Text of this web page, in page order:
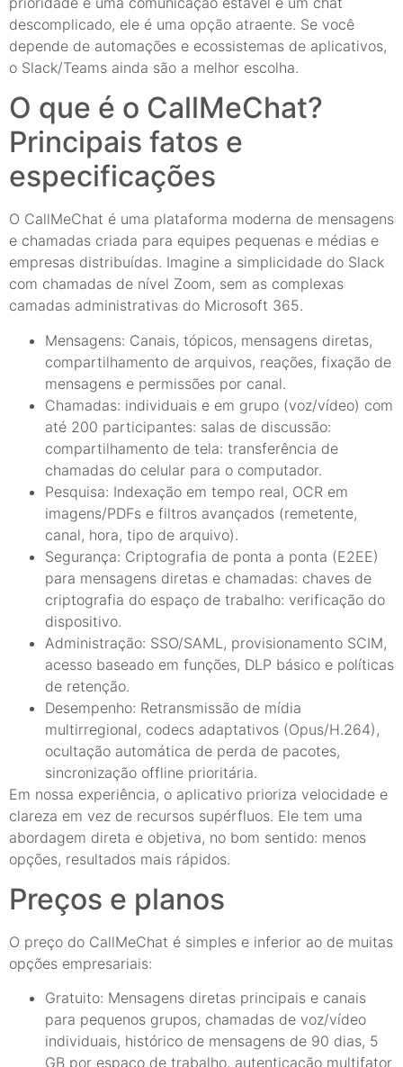
descomplicado, ele é uma opção atraente. Se você
depende de automações e ecossistemas de aplicativos,
o Slack/Teams ainda são a melhor escolha.
O que é o CallMeChat?
Principais fatos e
especificações
O CallMeChat é uma plataforma moderna de mensagens
e chamadas criada para equipes pequenas e médias e
empresas distribuídas. Imagine a simplicidade do Slack
com chamadas de nível Zoom, sem as complexas
camadas administrativas do Microsoft 365.
Mensagens: Canais, tópicos, mensagens diretas,
compartilhamento de arquivos, reações, fixação de
mensagens e permissões por canal.
Chamadas: individuais e em grupo (voz/vídeo) com
até 200 participantes: salas de discussão:
compartilhamento de tela: transferência de
chamadas do celular para o computador.
Pesquisa: Indexação em tempo real, OCR em
imagens/PDFs e filtros avançados (remetente,
canal, hora, tipo de arquivo).
Segurança: Criptografia de ponta a ponta (E2EE)
para mensagens diretas e chamadas: chaves de
criptografia do espaço de trabalho: verificação do
dispositivo.
Administração: SSO/SAML, provisionamento SCIM,
acesso baseado em funções, DLP básico e políticas
de retenção.
Desempenho: Retransmissão de mídia
multirregional, codecs adaptativos (Opus/H.264),
ocultação automática de perda de pacotes,
sincronização offline prioritária.
Em nossa experiência, o aplicativo prioriza velocidade e
clareza em vez de recursos supérfluos. Ele tem uma
abordagem direta e objetiva, no bom sentido: menos
opções, resultados mais rápidos.
Preços e planos
O preço do CallMeChat é simples e inferior ao de muitas
opções empresariais:
Gratuito: Mensagens diretas principais e canais
para pequenos grupos, chamadas de voz/vídeo
individuais, histórico de mensagens de 90 dias, 5
GB por espaço de trabalho, autenticação multifator